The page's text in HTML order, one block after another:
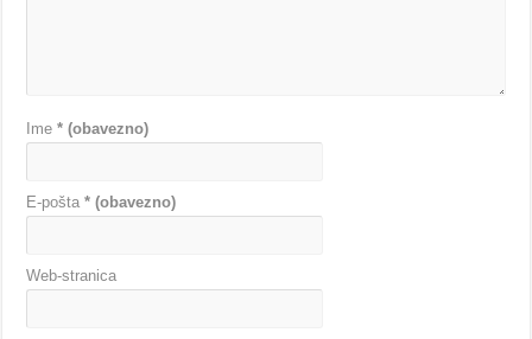
Ime* (obavezno)
E-pošta* (obavezno)
Web-stranica